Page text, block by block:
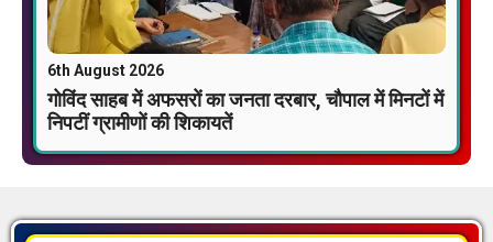
6th August 2026
गोविंद साहब में अफसरों का जनता दरबार, चौपाल में मिनटों में
निपटीं ग्रामीणों की शिकायतें